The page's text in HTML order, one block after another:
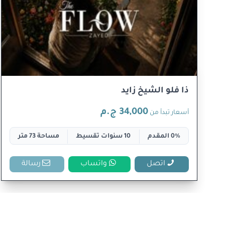
ذا فلو الشيخ زايد
أسعار تبدأ من 34,000 ج.م
0% المقدم 10 سنوات تقسيط مساحة 73 متر
اتصل واتساب رسالة